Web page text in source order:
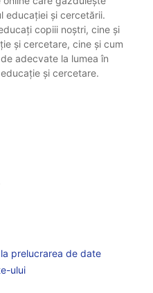
educației și cercetării.
copiii noștri, cine și
și cercetare, cine și cum
adecvate la lumea în
și cercetare.
prelucrarea de date
ului